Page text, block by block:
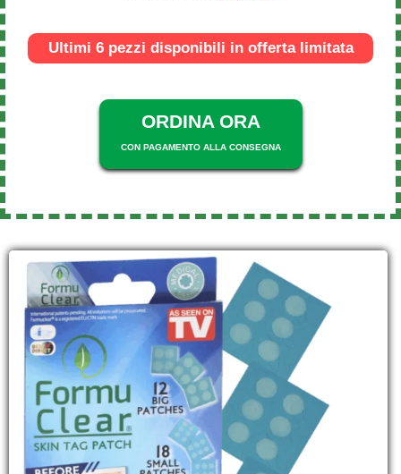
Ultimi 6 pezzi disponibili in offerta limitata
ORDINA ORA
CON PAGAMENTO ALLA CONSEGNA